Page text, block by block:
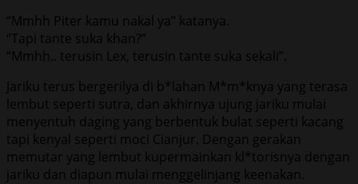
“Mmhh Piter kamu nakal ya” katanya.
“Tapi tante suka khan?”
“Mmhh.. terusin Lex, terusin tante suka sekali”.
Jariku terus bergerilya di b*lahan M*m*knya yang terasa
lembut seperti sutra, dan akhirnya ujung jariku mulai
menyentuh daging yang berbentuk bulat seperti kacang
tapi kenyal seperti moci Cianjur. Dengan gerakan
memutar yang lembut kupermainkan kl*torisnya dengan
jariku dan diapun mulai menggelinjang keenakan.